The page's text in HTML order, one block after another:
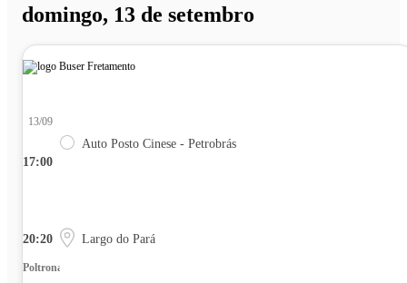
domingo, 13 de setembro
17:00
13/09
Auto Posto Cinese - Petrobrás
20:20 Largo do Pará
Poltrona